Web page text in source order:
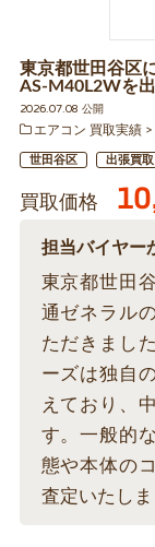
東京都世田谷区
AS-M40L2Wを
2026.07.08 公開
エアコン 買取実績
世田谷区 出張買取
買取価格
担当バイヤー
東京都世田
通ゼネラル
ただきまし
ーズは独自
えており、
す。一般的
態や本体の
査定いたしま